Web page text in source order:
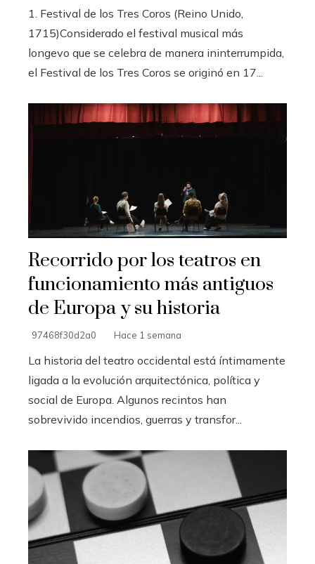
1. Festival de los Tres Coros (Reino Unido,
1715)Considerado el festival musical más
longevo que se celebra de manera ininterrumpida,
el Festival de los Tres Coros se originó en 17...
Recorrido por los teatros en
funcionamiento más antiguos
de Europa y su historia
97468f30d2a0 Hace 1 semana
La historia del teatro occidental está íntimamente
ligada a la evolución arquitectónica, política y
social de Europa. Algunos recintos han
sobrevivido incendios, guerras y transfor...